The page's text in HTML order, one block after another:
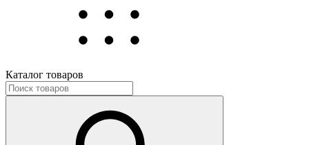
Каталог товаров